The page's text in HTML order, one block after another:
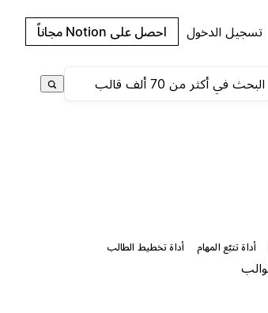
تسجيل الدخول احصل على Notion مجاناً
أداة تتبّع المهام أداة تخطيط الطالب